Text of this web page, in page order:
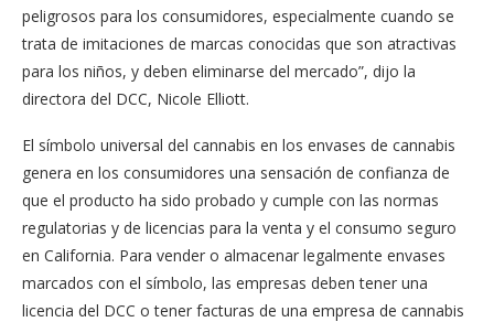
peligrosos para los consumidores, especialmente cuando se
trata de imitaciones de marcas conocidas que son atractivas
para los niños, y deben eliminarse del mercado”, dijo la
directora del DCC, Nicole Elliott.
El símbolo universal del cannabis en los envases de cannabis
genera en los consumidores una sensación de confianza de
que el producto ha sido probado y cumple con las normas
regulatorias y de licencias para la venta y el consumo seguro
en California. Para vender o almacenar legalmente envases
marcados con el símbolo, las empresas deben tener una
licencia del DCC o tener facturas de una empresa de cannabis